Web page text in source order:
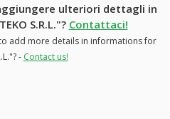
ulteriori dettagli in
S.R.L."? Contattaci!
add more details in informations for
- Contact us!